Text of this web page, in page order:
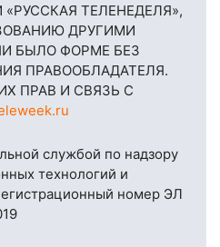
ТЕЛЕНЕДЕЛЯ»,
ДРУГИМИ
БЫЛО ФОРМЕ БЕЗ
ПРАВООБЛАДАТЕЛЯ.
ПРАВ И СВЯЗЬ С
службой по надзору
технологий и
номер ЭЛ